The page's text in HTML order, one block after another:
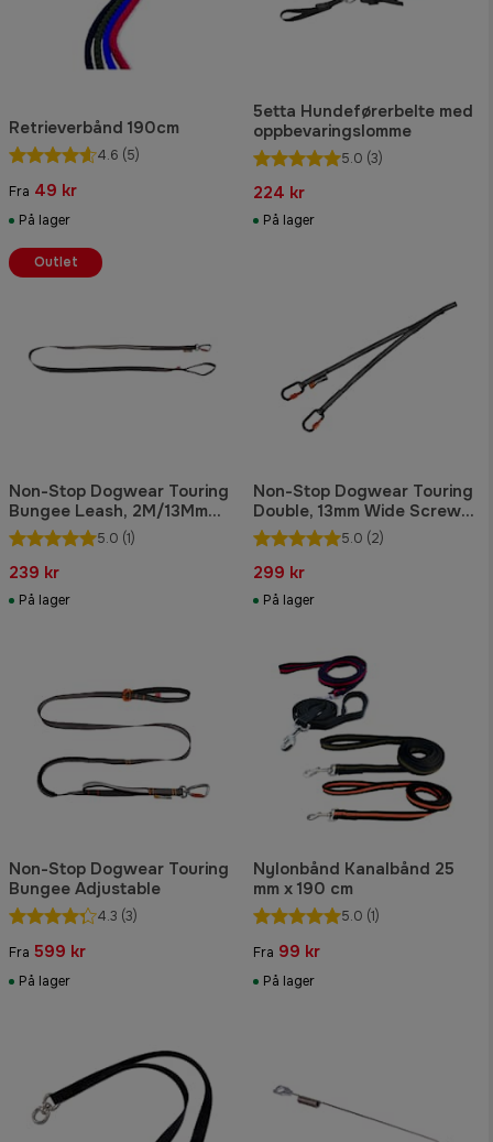
Retrieverbånd 190cm
4.6 (5)
Fra 49 kr
På lager
5etta Hundeførerbelte med
oppbevaringslomme
5.0 (3)
224 kr
På lager
Non-Stop Dogwear Touring
Bungee Leash, 2M/13Mm
Screw-Lock5.0 (1)
239 kr
På lager
Outlet
Non-Stop Dogwear Touring
Double, 13mm Wide Screw-
Lock
5.0 (2)
299 kr
På lager
Non-Stop Dogwear Touring
Bungee Adjustable
4.3 (3)
Fra 599 kr
På lager
Nylonbånd Kanalbånd 25
mm x 190 cm
5.0 (1)
Fra 99 kr
På lager